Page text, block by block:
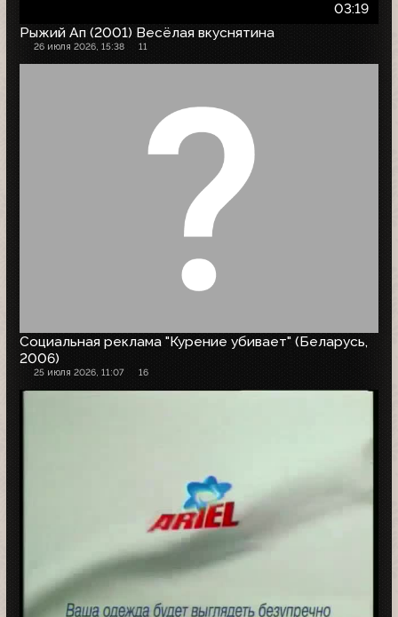
03:19
Рыжий Ап (2001) Весёлая вкуснятина
26 июля 2026, 15:38 11
Социальная реклама "Курение убивает" (Беларусь,
2006)
25 июля 2026, 11:07 16